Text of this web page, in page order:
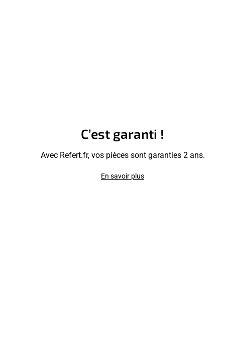
C’est garanti !
Avec Refert.fr, vos pièces sont garanties 2 ans.
En savoir plus